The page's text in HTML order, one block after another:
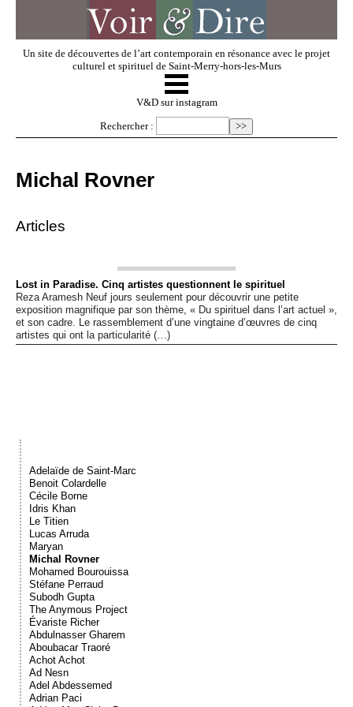
Un site de découvertes de l’art contemporain en résonance avec le projet
culturel et spirituel de Saint-Merry-hors-les-Murs
V & D
Dossiers
☰
V&D sur instagram
Rechercher :
Michal Rovner
Articles
Lost in Paradise. Cinq artistes questionnent le spirituel
Reza Aramesh Neuf jours seulement pour découvrir une petite
exposition magnifique par son thème, « Du spirituel dans l’art actuel »,
et son cadre. Le rassemblement d’une vingtaine d’œuvres de cinq
artistes qui ont la particularité (…)
Adelaïde de Saint-Marc
Benoit Colardelle
Cécile Borne
Idris Khan
Le Titien
Lucas Arruda
Maryan
Michal Rovner
Mohamed Bourouissa
Stéfane Perraud
Subodh Gupta
The Anymous Project
Évariste Richer
Abdulnasser Gharem
Aboubacar Traoré
Achot Achot
Ad Nesn
Adel Abdessemed
Adrian Paci